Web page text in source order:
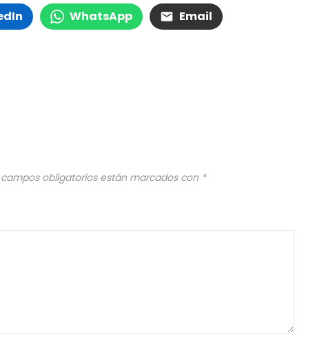
WhatsApp Email
campos obligatorios están marcados con *